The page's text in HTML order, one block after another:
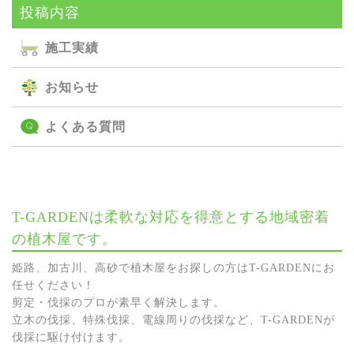
投稿内容
施⼯実績
お知らせ
よくある質問
T-GARDENは柔軟な対応を得意とする地域密着
の植木屋です。
姫路、加古川、高砂で植木屋をお探しの方はT-GARDENにお
任せください！
剪定・伐採のプロが素早く解決します。
立木の伐採、特殊伐採、電線周りの伐採など、T-GARDENが
伐採に駆け付けます。